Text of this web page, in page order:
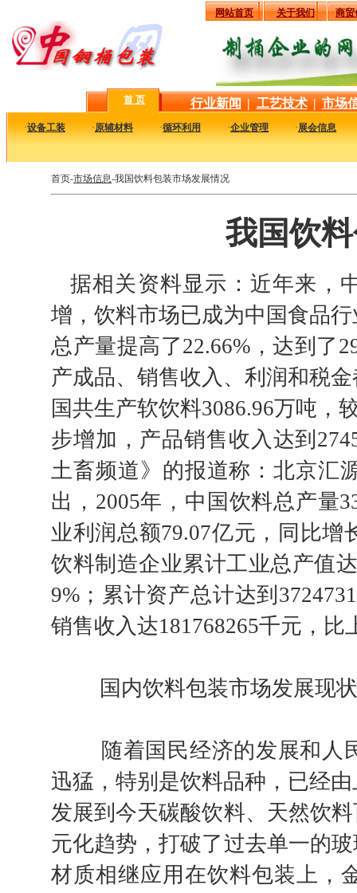
网站首页 关于我们 商贸
首 页 行业新闻 | 工艺技术 | 市场
·设备工装 ·原辅材料 ·循环利用 ·企业管理 ·展会信息
首页-市场信息-我国饮料包装市场发展情况
我国饮
据相关资料显示：近年来，
增，饮料市场已成为中国食品
总产量提高了22.66%，达到了
产成品、销售收入、利润和税
国共生产软饮料3086.96万吨，
步增加，产品销售收入达到
土畜频道》的报道称：北京汇
出，2005年，中国饮料总产量
业利润总额79.07亿元，同比增
饮料制造企业累计工业总产值
9%；累计资产总计达到
销售收入达181768265千元，比
国内饮料包装市场发展现状
随着国民经济的发展和人民
迅猛，特别是饮料品种，已经
发展到今天碳酸饮料、天然饮
元化趋势，打破了过去单一的
材质相继应用在饮料包装上，